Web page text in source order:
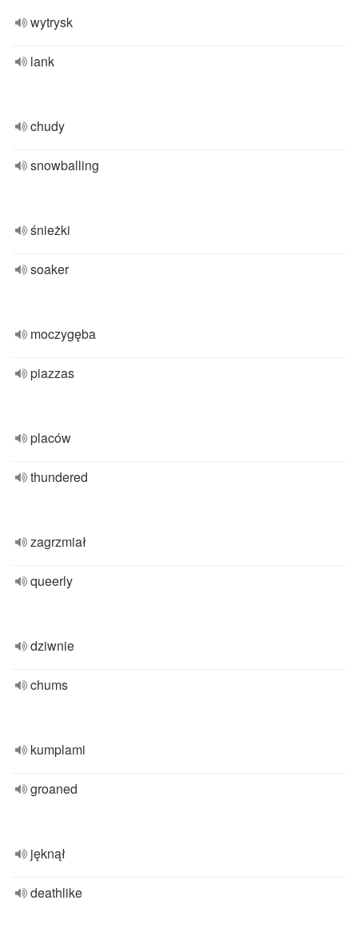
wytrysk
lank
chudy
snowballing
śnieżki
soaker
moczygęba
piazzas
placów
thundered
zagrzmiał
queerly
dziwnie
chums
kumplami
groaned
jęknął
deathlike